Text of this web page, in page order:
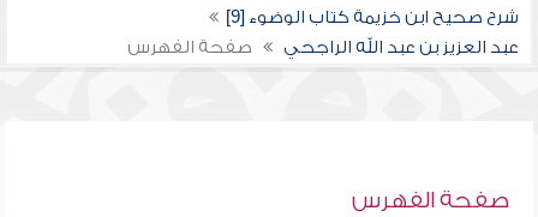
شرح صحيح ابن خزيمة كتاب الوضوء [9]
عبد العزيز بن عبد الله الراجحي
صفحة الفهرس
صفحة الفهرس